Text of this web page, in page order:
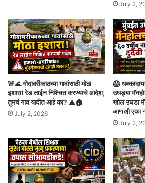
July 2,
🚨🌊 गोदावरीकाठच्या गावांसाठी मोठा
इशारा! रेड लाईन निश्चित करण्याचे आदेश;
तुमचं गाव यादीत आहे का? ⚠️🏠
July 2, 2026
😱
उघड्या
खोल उघडा
आणखी एका
July 2,